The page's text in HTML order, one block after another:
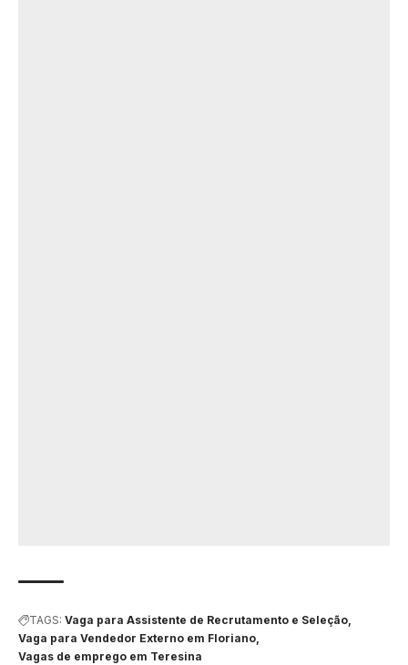
TAGS: Vaga para Assistente de Recrutamento e Seleção
Vaga para Vendedor Externo em Floriano
Vagas de emprego em Teresina